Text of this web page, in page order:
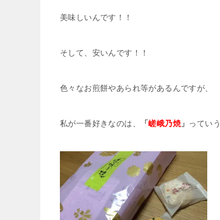
美味しいんです！！
そして、安いんです！！
色々なお煎餅やあられ等があるんですが、
私が一番好きなのは、 「嵯峨乃焼 」 ってい